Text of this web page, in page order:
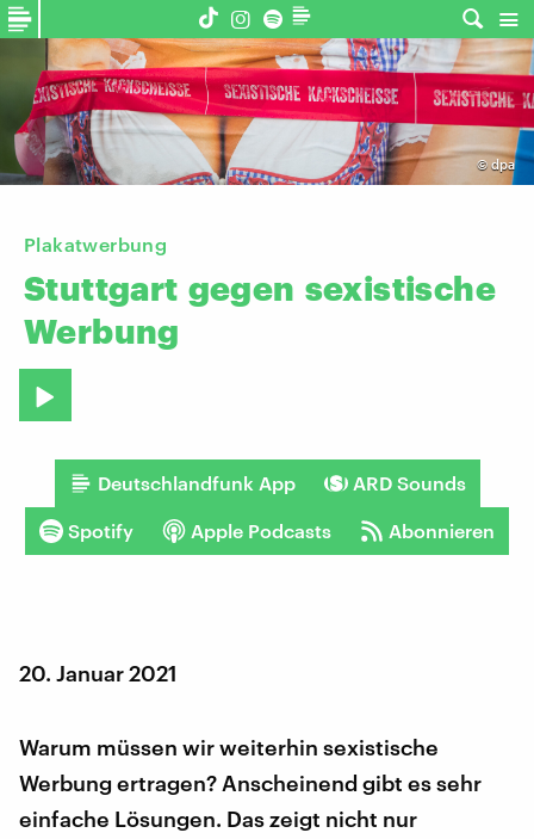
© dpa
Plakatwerbung
Stuttgart gegen sexistische
Werbung
Deutschlandfunk App ARD Sounds
Spotify Apple Podcasts Abonnieren
20. Januar 2021
Warum müssen wir weiterhin sexistische
Werbung ertragen? Anscheinend gibt es sehr
einfache Lösungen. Das zeigt nicht nur